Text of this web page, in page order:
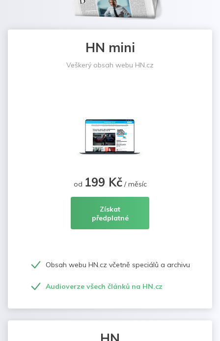
HN mini
Veškerý obsah webu HN.cz
od 199 Kč/ měsíc
Získat
předplatné
Obsah webu HN.cz včetně speciálů a archivu
Audioverze všech článků na HN.cz